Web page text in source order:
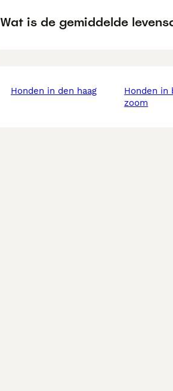
Wat is de gemiddelde
honden in den haag
honden in bergen op
zoom